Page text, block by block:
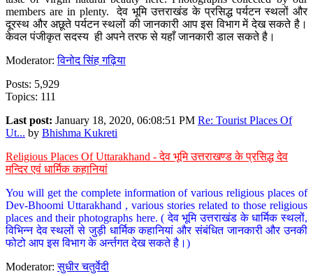
members are in plenty. देव भूमि उत्तराखंड के प्रसिद्ध पर्यटन स्थलों और
दूरस्थ और अछूते पर्यटन स्थलों की जानकारी आप इस विभाग में देख सकते है।
केवल पंजीकृत सदस्य ही अपने तरफ से यहाँ जानकारी डाल सकते है।
Moderator:विनोद सिंह गढ़िया
Posts: 5,929
Topics: 111
Last post: January 18, 2020, 06:08:51 PM Re: Tourist Places Of
Ut... by Bhishma Kukreti
Religious Places Of Uttarakhand - देव भूमि उत्तराखण्ड के प्रसिद्ध देव
मन्दिर एवं धार्मिक कहानियां
You will get the complete information of various religious places of
Dev-Bhoomi Uttarakhand , various stories related to those religious
places and their photographs here. ( देव भूमि उत्तराखंड के धार्मिक स्थलों,
विभिन्न देव स्थलों से जुड़ी धार्मिक कहानियां और संबंधित जानकारी और उनकी
फोटो आप इस विभाग के अर्न्तगत देख सकते है।)
Moderator:सुधीर चतुर्वेदी